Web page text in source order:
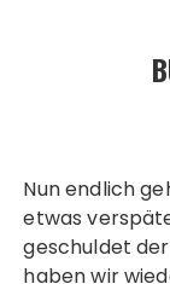
Nun endlich geht es los, der Burgsommer startet
etwas
geschuldet
haben wir